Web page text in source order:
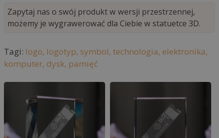
Zapytaj nas o swój produkt w wersji przestrzennej,
możemy je wygrawerować dla Ciebie w statuetce 3D.
Tagi: logo, logotyp, symbol, technologia, elektronika,
komputer, dysk, pamięć